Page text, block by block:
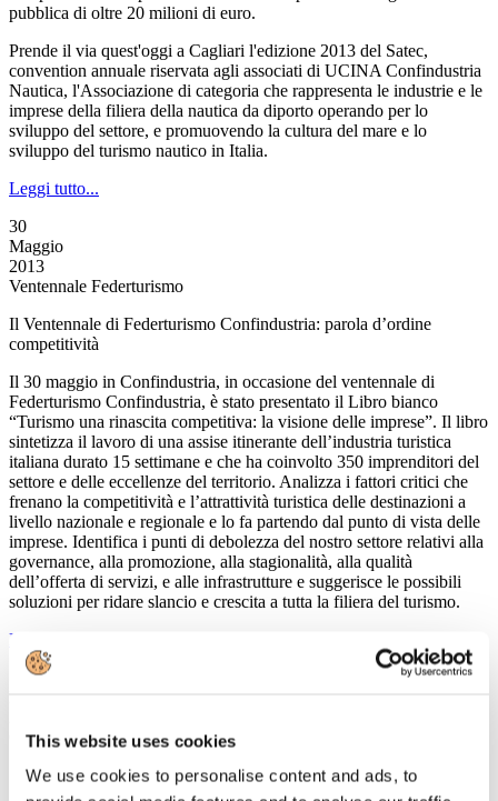
This website uses cookies
We use cookies to personalise content and ads, to
pubblica di oltre 20 milioni di euro.
Prende il via quest'oggi a Cagliari l'edizione 2013 del Satec,
convention annuale riservata agli associati di UCINA Confindustria
Nautica, l'Associazione di categoria che rappresenta le industrie e le
imprese della filiera della nautica da diporto operando per lo
sviluppo del settore, e promuovendo la cultura del mare e lo
sviluppo del turismo nautico in Italia.
Leggi tutto...
30
Maggio
2013
Ventennale Federturismo
Il Ventennale di Federturismo Confindustria: parola d’ordine
competitività
Il 30 maggio in Confindustria, in occasione del ventennale di
Federturismo Confindustria, è stato presentato il Libro bianco
“Turismo una rinascita competitiva: la visione delle imprese”. Il libro
sintetizza il lavoro di una assise itinerante dell’industria turistica
italiana durato 15 settimane e che ha coinvolto 350 imprenditori del
settore e delle eccellenze del territorio. Analizza i fattori critici che
frenano la competitività e l’attrattività turistica delle destinazioni a
livello nazionale e regionale e lo fa partendo dal punto di vista delle
imprese. Identifica i punti di debolezza del nostro settore relativi alla
governance, alla promozione, alla stagionalità, alla qualità
dell’offerta di servizi, e alle infrastrutture e suggerisce le possibili
soluzioni per ridare slancio e crescita a tutta la filiera del turismo.
Leggi tutto...
Confindustria Nord Sardegna
Seminario sul turismo